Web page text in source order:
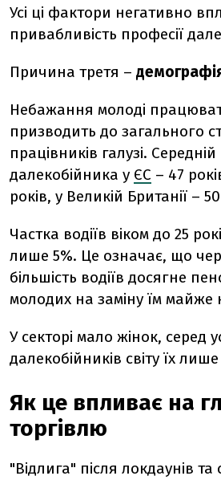
Усі ці фактори негативно
привабливість професії
Причина третя –
Небажання молоді
призводить до загального
працівників галузі. Середній
далекобійника у ЄС – 47
років, у Великій Британії –
Частка водіїв віком до 25
лише 5%. Це означає, що
більшість водіїв досягне
молодих на заміну їм майже
У секторі мало жінок, серед
далекобійників світу їх
Як це впливає на
торгівлю
"Відлига" після локдаунів та